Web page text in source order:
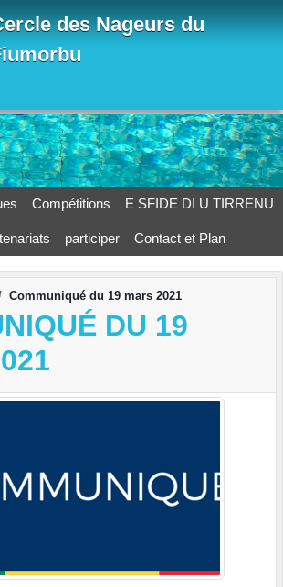
des Nageurs du
Compétitions E SFIDE DI U TIRRENU
participer Contact et Plan
Communiqué du 19 mars 2021
DU 19
des cookies